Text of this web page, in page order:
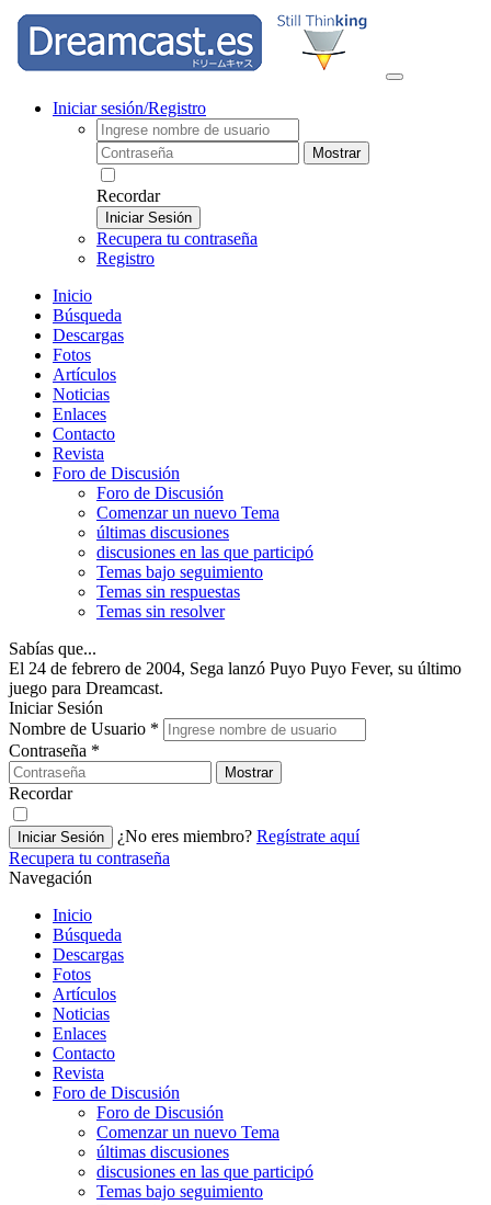
Iniciar sesión/Registro
Mostrar
Recordar
Iniciar Sesión
Recupera tu contraseña
Registro
Inicio
Búsqueda
Descargas
Fotos
Artículos
Noticias
Enlaces
Contacto
Revista
Foro de Discusión
Foro de Discusión
Comenzar un nuevo Tema
últimas discusiones
discusiones en las que participó
Temas bajo seguimiento
Temas sin respuestas
Temas sin resolver
Sabías que...
El 24 de febrero de 2004, Sega lanzó Puyo Puyo Fever, su último
juego para Dreamcast.
Iniciar Sesión
Nombre de Usuario *
Contraseña *
Mostrar
Recordar
Iniciar Sesión ¿No eres miembro? Regístrate aquí
Recupera tu contraseña
Navegación
Inicio
Búsqueda
Descargas
Fotos
Artículos
Noticias
Enlaces
Contacto
Revista
Foro de Discusión
Foro de Discusión
Comenzar un nuevo Tema
últimas discusiones
discusiones en las que participó
Temas bajo seguimiento